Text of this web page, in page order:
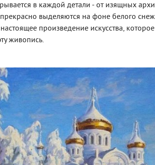
в каждой детали - от изящных
выделяются на фоне белого
произведение искусства,
живопись.